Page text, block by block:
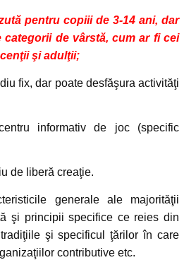
pentru copiii de 3-14 ani, dar
categorii de vârstă, cum ar fi cei
şi adulţii;
fix, dar poate desfăşura activităţi
informativ de joc (specific
de liberă creaţie.
generale ale majorităţii
şi principii specifice ce reies din
şi specificul ţărilor în care
contributive etc.